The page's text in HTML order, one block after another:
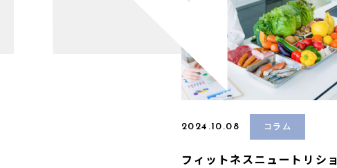
2024.10.08 コラム
フィットネスニュートリショ